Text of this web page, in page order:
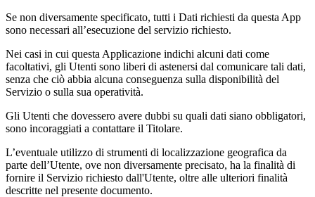
Se non diversamente specificato, tutti i Dati richiesti da questa App
sono necessari all’esecuzione del servizio richiesto.
Nei casi in cui questa Applicazione indichi alcuni dati come
facoltativi, gli Utenti sono liberi di astenersi dal comunicare tali dati,
senza che ciò abbia alcuna conseguenza sulla disponibilità del
Servizio o sulla sua operatività.
Gli Utenti che dovessero avere dubbi su quali dati siano obbligatori,
sono incoraggiati a contattare il Titolare.
L’eventuale utilizzo di strumenti di localizzazione geografica da
parte dell’Utente, ove non diversamente precisato, ha la finalità di
fornire il Servizio richiesto dall'Utente, oltre alle ulteriori finalità
descritte nel presente documento.